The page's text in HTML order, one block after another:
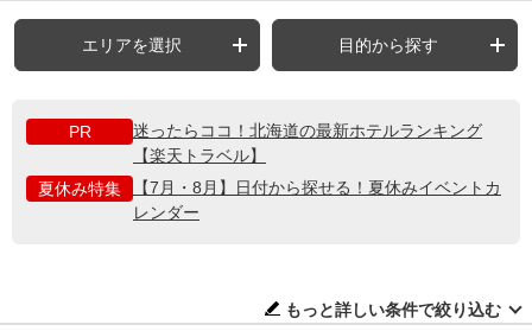
エリアを選択 目的から探す
PR
迷ったらココ！北海道の最新ホテルランキング
【楽天トラベル】
夏休み特集
【7月・8月】日付から探せる！夏休みイベントカ
レンダー
もっと詳しい条件で絞り込む